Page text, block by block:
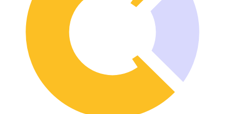
Tracker majątku
Alternatywa dla Excela
Bezpieczeństwo i prywatność